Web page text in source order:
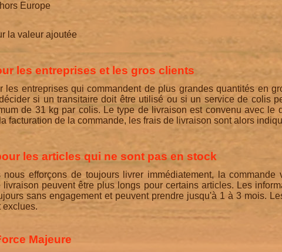
Europe
la valeur ajoutée
les entreprises et les gros clients
les entreprises qui commandent de plus grandes quantités en
si un transitaire doit être utilisé ou si un service de colis
de 31 kg par colis. Le type de livraison est convenu avec le
facturation de la commande, les frais de livraison sont alors
les articles qui ne sont pas en stock
nous efforçons de toujours livrer immédiatement, la
peuvent être plus longs pour certains articles. Les
sans engagement et peuvent prendre jusqu'à 1 à 3 mois.
exclues.
Majeure